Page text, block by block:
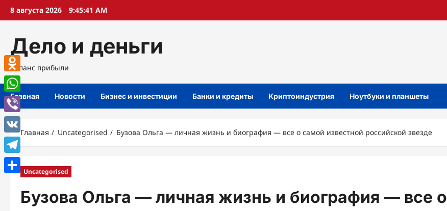
Перейти
8 августа 2026 9:45:42 AM
Дело и деньги
Баланс прибыли
Главная Новости Бизнес и инвестиции Банки и кредиты Криптоиндустрия Ноутбуки и планшеты
Главная Uncategorised Бузова Ольга — личная жизнь и биография — все о самой известной российской звезде
Uncategorised
Бузова Ольга — личная жизнь и биография — все о
Odnoklassniki
WhatsApp
Viber
VK
Telegram